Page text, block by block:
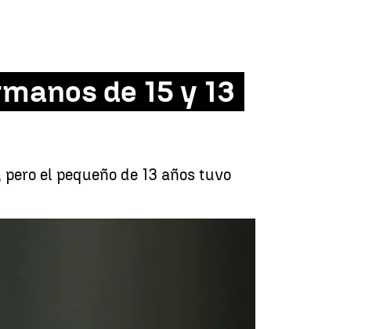
de 15 y 13
el pequeño de 13 años tuvo